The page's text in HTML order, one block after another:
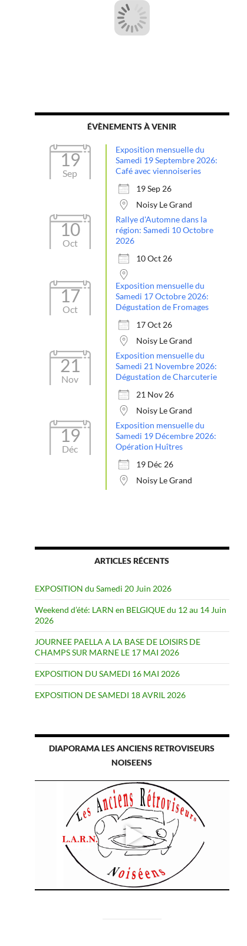
ÉVÈNEMENTS À VENIR
19
Sep
Exposition mensuelle du
Samedi 19 Septembre 2026:
Café avec viennoiseries
19 Sep 26
Noisy Le Grand
10
Oct
Rallye d'Automne dans la
région: Samedi 10 Octobre
2026
10 Oct 26
17
Oct
Exposition mensuelle du
Samedi 17 Octobre 2026:
Dégustation de Fromages
17 Oct 26
Noisy Le Grand
21
Nov
Exposition mensuelle du
Samedi 21 Novembre 2026:
Dégustation de Charcuterie
21 Nov 26
Noisy Le Grand
19
Déc
Exposition mensuelle du
Samedi 19 Décembre 2026:
Opération Huîtres
19 Déc 26
Noisy Le Grand
ARTICLES RÉCENTS
EXPOSITION du Samedi 20 Juin 2026
Weekend d’été: LARN en BELGIQUE du 12 au 14 Juin
2026
JOURNEE PAELLA A LA BASE DE LOISIRS DE
CHAMPS SUR MARNE LE 17 MAI 2026
EXPOSITION DU SAMEDI 16 MAI 2026
EXPOSITION DE SAMEDI 18 AVRIL 2026
DIAPORAMA LES ANCIENS RETROVISEURS
NOISEENS